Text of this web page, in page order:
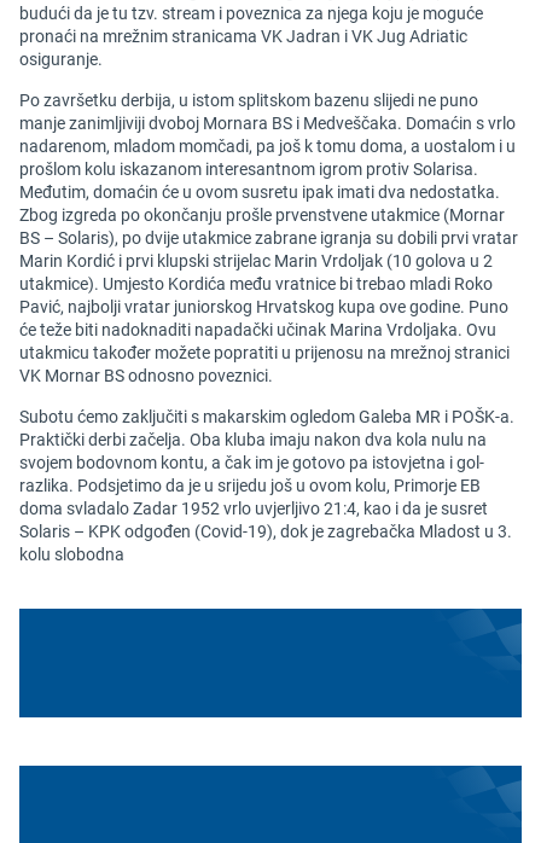
budući da je tu tzv. stream i poveznica za njega koju je moguće
pronaći na mrežnim stranicama VK Jadran i VK Jug Adriatic
osiguranje.
Po završetku derbija, u istom splitskom bazenu slijedi ne puno
manje zanimljiviji dvoboj Mornara BS i Medveščaka. Domaćin s vrlo
nadarenom, mladom momčadi, pa još k tomu doma, a uostalom i u
prošlom kolu iskazanom interesantnom igrom protiv Solarisa.
Međutim, domaćin će u ovom susretu ipak imati dva nedostatka.
Zbog izgreda po okončanju prošle prvenstvene utakmice (Mornar
BS – Solaris), po dvije utakmice zabrane igranja su dobili prvi vratar
Marin Kordić i prvi klupski strijelac Marin Vrdoljak (10 golova u 2
utakmice). Umjesto Kordića među vratnice bi trebao mladi Roko
Pavić, najbolji vratar juniorskog Hrvatskog kupa ove godine. Puno
će teže biti nadoknaditi napadački učinak Marina Vrdoljaka. Ovu
utakmicu također možete popratiti u prijenosu na mrežnoj stranici
VK Mornar BS odnosno poveznici.
Subotu ćemo zaključiti s makarskim ogledom Galeba MR i POŠK-a.
Praktički derbi začelja. Oba kluba imaju nakon dva kola nulu na
svojem bodovnom kontu, a čak im je gotovo pa istovjetna i gol-
razlika. Podsjetimo da je u srijedu još u ovom kolu, Primorje EB
doma svladalo Zadar 1952 vrlo uvjerljivo 21:4, kao i da je susret
Solaris – KPK odgođen (Covid-19), dok je zagrebačka Mladost u 3.
kolu slobodna